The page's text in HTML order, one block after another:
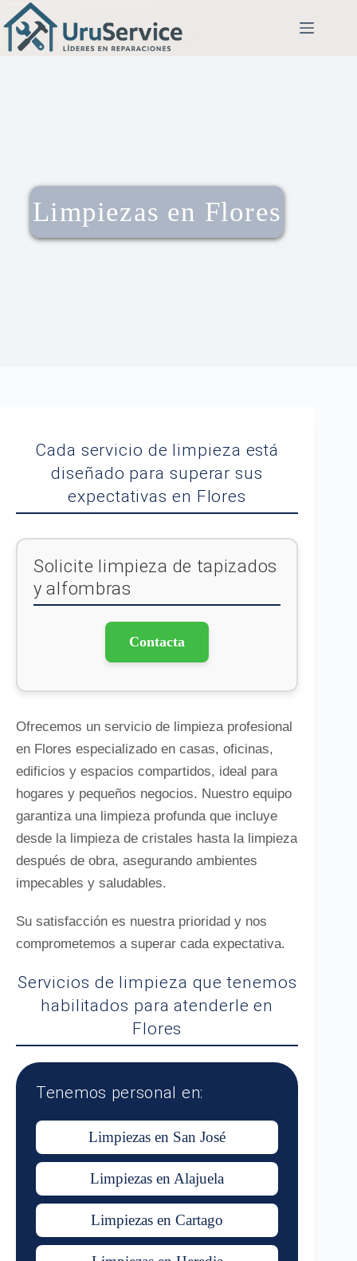
Limpiezas en Flores
Cada servicio de limpieza está
diseñado para superar sus
expectativas en Flores
Solicite limpieza de tapizados
y alfombras
Contacta
Ofrecemos un servicio de limpieza profesional
en Flores especializado en casas, oficinas,
edificios y espacios compartidos, ideal para
hogares y pequeños negocios. Nuestro equipo
garantiza una limpieza profunda que incluye
desde la limpieza de cristales hasta la limpieza
después de obra, asegurando ambientes
impecables y saludables.
Su satisfacción es nuestra prioridad y nos
comprometemos a superar cada expectativa.
Servicios de limpieza que tenemos
habilitados para atenderle en
Flores
Tenemos personal en:
Limpiezas en San José
Limpiezas en Alajuela
Limpiezas en Cartago